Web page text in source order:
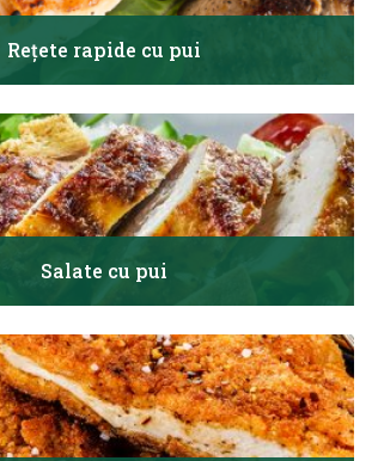
Rețete rapide cu pui
Salate cu pui